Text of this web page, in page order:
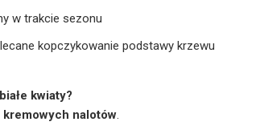
w trakcie sezonu
kopczykowanie podstawy krzewu
kwiaty?
kremowych nalotów.